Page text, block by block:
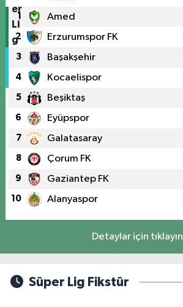
1 Amed
2 Erzurumspor FK
3 Başakşehir
4 Kocaelispor
5 Beşiktaş
6 Eyüpspor
7 Galatasaray
8 Çorum FK
9 Gaziantep FK
10 Alanyaspor
Detaylar için tıklayın
Süper Lig Fikstür